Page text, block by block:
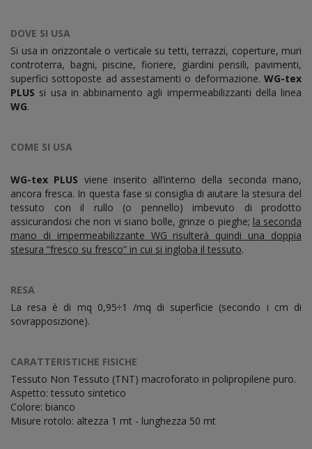
DOVE SI USA
Si usa in orizzontale o verticale su tetti, terrazzi, coperture, muri
controterra, bagni, piscine, fioriere, giardini pensili, pavimenti,
superfici sottoposte ad assestamenti o deformazione. WG-tex
PLUS si usa in abbinamento agli impermeabilizzanti della linea
WG.
COME SI USA
WG-tex PLUS viene inserito all’interno della seconda mano,
ancora fresca. In questa fase si consiglia di aiutare la stesura del
tessuto con il rullo (o pennello) imbevuto di prodotto
assicurandosi che non vi siano bolle, grinze o pieghe; la seconda
mano di impermeabilizzante WG risulterà quindi una doppia
stesura “fresco su fresco” in cui si ingloba il tessuto.
RESA
La resa è di mq 0,95÷1 /mq di superficie (secondo i cm di
sovrapposizione).
CARATTERISTICHE FISICHE
Tessuto Non Tessuto (TNT) macroforato in polipropilene puro.
Aspetto: tessuto sintetico
Colore: bianco
Misure rotolo: altezza 1 mt - lunghezza 50 mt